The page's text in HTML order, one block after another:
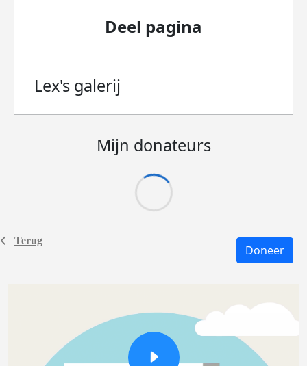
Terug
Deel pagina
Lex's galerij
Mijn donateurs
Doneer